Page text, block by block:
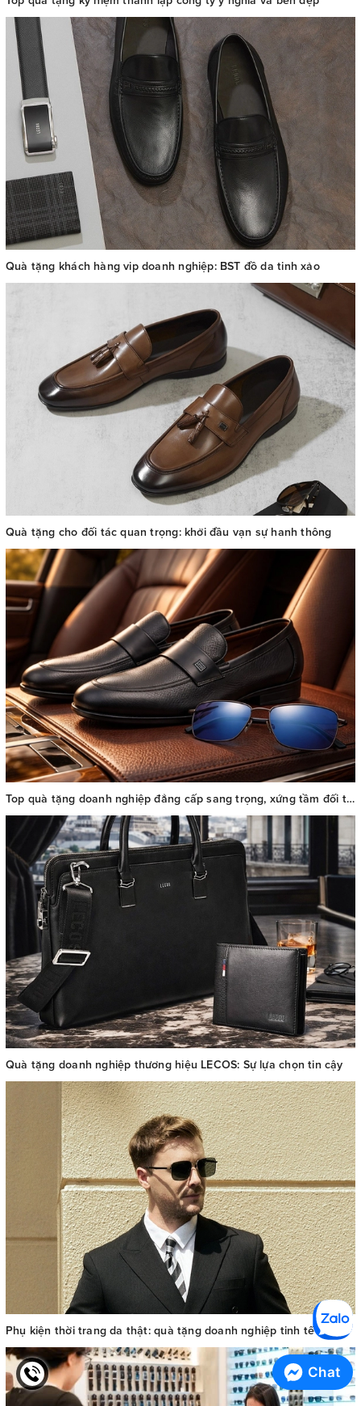
Quà tặng khách hàng vip doanh nghiệp: BST đồ da tinh xảo
Quà tặng cho đối tác quan trọng: khởi đầu vạn sự hanh thông
Top quà tặng doanh nghiệp đẳng cấp sang trọng, xứng tầm đối tác
Quà tặng doanh nghiệp thương hiệu LECOS: Sự lựa chọn tin cậy
Phụ kiện thời trang da thật: quà tặng doanh nghiệp tinh tế
Chat